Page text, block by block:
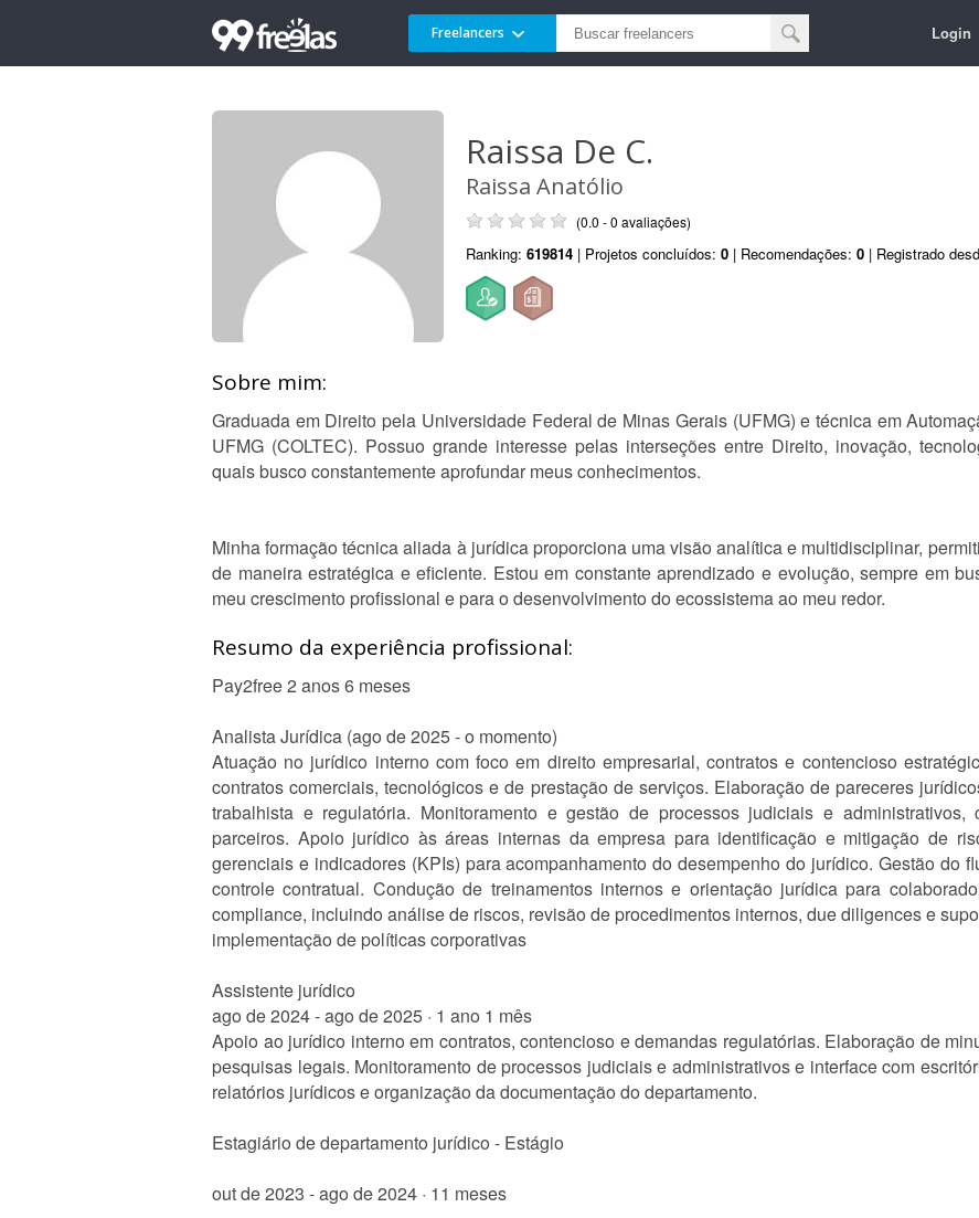
Freelancers Login
Raissa De C.
Raissa Anatólio
(0.0 - 0 avaliações)
Ranking: 619814 | Projetos concluídos: 0 | Recomendações: 0 | Registrado
Sobre mim:
Graduada em Direito pela Universidade Federal de Minas Gerais (UFMG) e técnica em
UFMG (COLTEC). Possuo grande interesse pelas interseções entre Direito, inovação,
quais busco constantemente aprofundar meus conhecimentos.
Minha formação técnica aliada à jurídica proporciona uma visão analítica e multidisciplinar,
de maneira estratégica e eficiente. Estou em constante aprendizado e evolução, sempre em
meu crescimento profissional e para o desenvolvimento do ecossistema ao meu redor.
Resumo da experiência profissional:
Pay2free 2 anos 6 meses
Analista Jurídica (ago de 2025 - o momento)
Atuação no jurídico interno com foco em direito empresarial, contratos e contencioso
contratos comerciais, tecnológicos e de prestação de serviços. Elaboração de pareceres
trabalhista e regulatória. Monitoramento e gestão de processos judiciais e
parceiros. Apoio jurídico às áreas internas da empresa para identificação e mitigação de
gerenciais e indicadores (KPIs) para acompanhamento do desempenho do jurídico. Gestão do
controle contratual. Condução de treinamentos internos e orientação jurídica para
compliance, incluindo análise de riscos, revisão de procedimentos internos, due diligences e
implementação de políticas corporativas
Assistente jurídico
ago de 2024 - ago de 2025 · 1 ano 1 mês
Apoio ao jurídico interno em contratos, contencioso e demandas regulatórias. Elaboração de
pesquisas legais. Monitoramento de processos judiciais e administrativos e interface com
relatórios jurídicos e organização da documentação do departamento.
Estagiário de departamento jurídico - Estágio
out de 2023 - ago de 2024 · 11 meses